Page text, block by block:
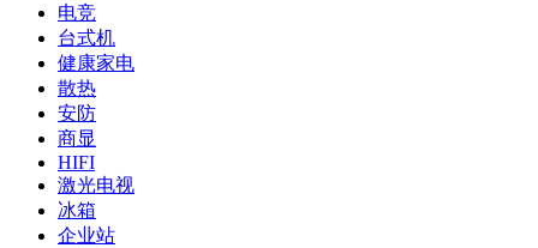
电竞
台式机
健康家电
散热
安防
商显
HIFI
激光电视
冰箱
企业站